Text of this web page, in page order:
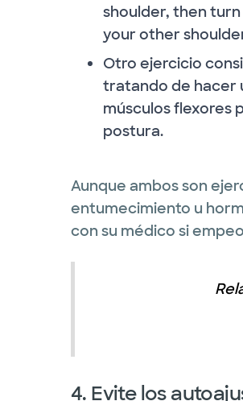
shoulder, then
your other
Otro ejercicio
tratando de hacer
músculos flexores
postura.
Aunque ambos son
entumecimiento u
con su médico si
4. Evite los